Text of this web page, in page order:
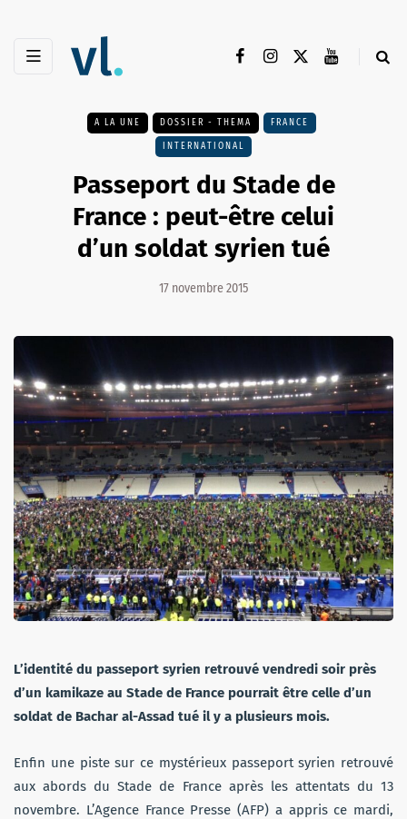
A LA UNE DOSSIER - THEMA FRANCE
INTERNATIONAL
Passeport du Stade de
France : peut-être celui
d’un soldat syrien tué
17 novembre 2015
L’identité du passeport syrien retrouvé vendredi soir près
d’un kamikaze au Stade de France pourrait être celle d’un
soldat de Bachar al-Assad tué il y a plusieurs mois.
Enfin une piste sur ce mystérieux passeport syrien retrouvé
aux abords du Stade de France après les attentats du 13
novembre. L’Agence France Presse (AFP) a appris ce mardi,